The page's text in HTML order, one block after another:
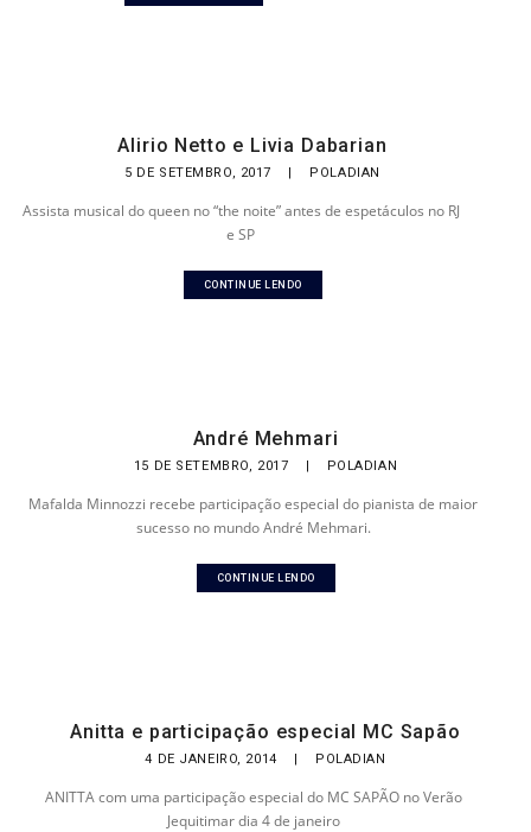
Alirio Netto e Livia Dabarian
5 DE SETEMBRO, 2017 | POLADIAN
Assista musical do queen no “the noite” antes de espetáculos no RJ
e SP
CONTINUE LENDO
André Mehmari
15 DE SETEMBRO, 2017 | POLADIAN
Mafalda Minnozzi recebe participação especial do pianista de maior
sucesso no mundo André Mehmari.
CONTINUE LENDO
Anitta e participação especial MC Sapão
4 DE JANEIRO, 2014 | POLADIAN
ANITTA com uma participação especial do MC SAPÃO no Verão
Jequitimar dia 4 de janeiro